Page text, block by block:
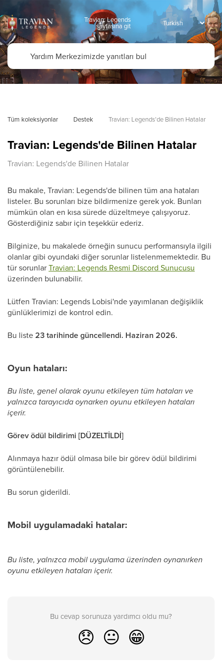
Travian: Legends
sayfasına git
Tüm koleksiyonlar Destek Travian: Legends'de Bilinen Hatalar
Travian: Legends'de Bilinen Hatalar
Travian: Legends'de Bilinen Hatalar
Bu makale, Travian: Legends'de bilinen tüm ana hataları
listeler. Bu sorunları bize bildirmenize gerek yok. Bunları
mümkün olan en kısa sürede düzeltmeye çalışıyoruz.
Gösterdiğiniz sabır için teşekkür ederiz.
Bilginize, bu makalede örneğin sunucu performansıyla ilgili
olanlar gibi oyundaki diğer sorunlar listelenmemektedir. Bu
tür sorunlarTravian: Legends Resmi Discord Sunucusu
üzerinden bulunabilir.
Lütfen Travian: Legends Lobisi'nde yayımlanan değişiklik
günlüklerimizi de kontrol edin.
Bu liste23 tarihinde güncellendi. Haziran 2026.
Oyun hataları:
Bu liste, genel olarak oyunu etkileyen tüm hataları ve
yalnızca tarayıcıda oynarken oyunu etkileyen hataları
içerir.
Görev ödül bildirimi [DÜZELTİLDİ]
Alınmaya hazır ödül olmasa bile bir görev ödül bildirimi
görüntülenebilir.
Bu sorun giderildi.
Mobil uygulamadaki hatalar:
Bu liste, yalnızca mobil uygulama üzerinden oynanırken
oyunu etkileyen hataları içerir.
Bu cevap sorunuza yardımcı oldu mu?
😞 😐 😁